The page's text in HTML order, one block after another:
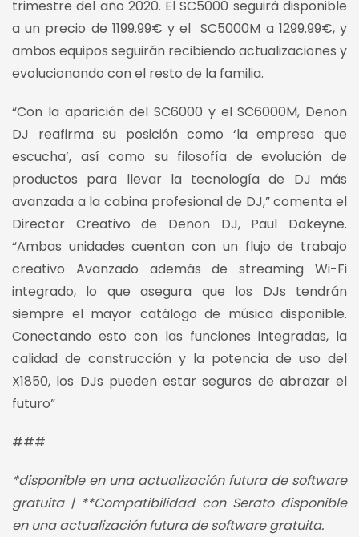
trimestre del año 2020. El SC5000 seguirá disponible
a un precio de 1199.99€ y el SC5000M a 1299.99€, y
ambos equipos seguirán recibiendo actualizaciones y
evolucionando con el resto de la familia.
“Con la aparición del SC6000 y el SC6000M, Denon
DJ reafirma su posición como ‘la empresa que
escucha’, así como su filosofía de evolución de
productos para llevar la tecnología de DJ más
avanzada a la cabina profesional de DJ,” comenta el
Director Creativo de Denon DJ, Paul Dakeyne.
“Ambas unidades cuentan con un flujo de trabajo
creativo Avanzado además de streaming Wi-Fi
integrado, lo que asegura que los DJs tendrán
siempre el mayor catálogo de música disponible.
Conectando esto con las funciones integradas, la
calidad de construcción y la potencia de uso del
X1850, los DJs pueden estar seguros de abrazar el
futuro”
###
*disponible en una actualización futura de software
gratuita | **Compatibilidad con Serato disponible
en una actualización futura de software gratuita.